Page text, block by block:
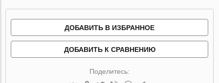
ДОБАВИТЬ В ИЗБРАННОЕ
ДОБАВИТЬ К СРАВНЕНИЮ
Поделитесь: